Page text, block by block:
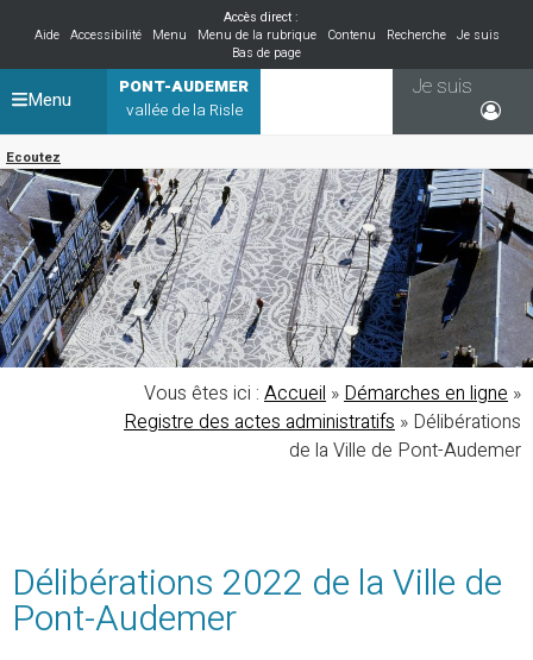
Accès direct :
Aide
Accessibilité Menu Menu de la rubrique Contenu Recherche
Je suis
Bas de page
PONT-AUDEMER
vallée de la Risle
Ecoutez
Je suis
Menu
Vous êtes ici : Accueil »Démarches en ligne »
Registre des actes administratifs » Délibérations
de la Ville de Pont-Audemer
Délibérations 2022 de la Ville de
Pont-Audemer